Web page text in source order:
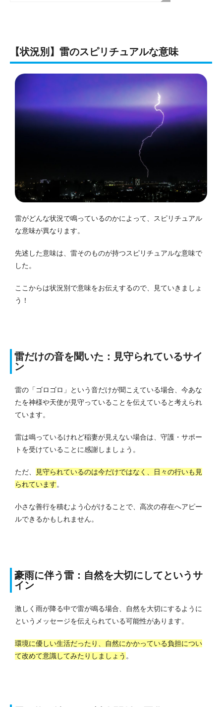
【状況別】雷のスピリチュアルな意味
雷がどんな状況で鳴っているのかによって、スピリチュアル
な意味が異なります。
先述した意味は、雷そのものが持つスピリチュアルな意味で
した。
ここからは状況別で意味をお伝えするので、見ていきましょ
う！
雷だけの音を聞いた：見守られているサイ
ン
雷の「ゴロゴロ」という音だけが聞こえている場合、今あな
たを神様や天使が見守っていることを伝えていると考えられ
ています。
雷は鳴っているけれど稲妻が見えない場合は、守護・サポー
トを受けていることに感謝しましょう。
ただ、
見守られているのは今だけではなく、日々の行いも見
られています。
小さな善行を積むよう心がけることで、高次の存在へアピー
ルできるかもしれません。
豪雨に伴う雷：自然を大切にしてというサ
イン
激しく雨が降る中で雷が鳴る場合、自然を大切にするように
というメッセージを伝えられている可能性があります。
環境に優しい生活だったり、自然にかかっている負担につい
て改めて意識してみたりしましょう 。